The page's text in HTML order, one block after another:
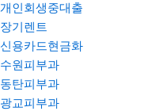
개인회생중대출
장기렌트
신용카드현금화
수원피부과
동탄피부과
광교피부과